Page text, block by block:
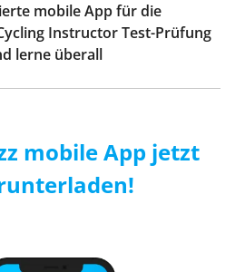
mobile App für die
Instructor Test-Prüfung
lerne überall
mobile App jetzt